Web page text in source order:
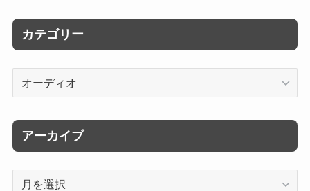
カテゴリー
リ
ー
アーカイブ